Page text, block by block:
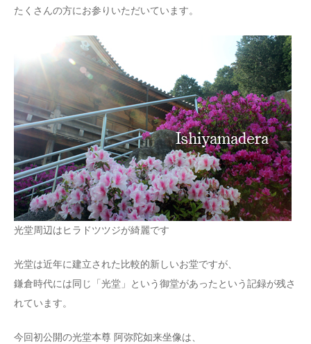
たくさんの方にお参りいただいています。
光堂周辺はヒラドツツジが綺麗です
光堂は近年に建立された比較的新しいお堂ですが、
鎌倉時代には同じ「光堂」という御堂があったという記録が残さ
れています。
今回初公開の光堂本尊 阿弥陀如来坐像は、